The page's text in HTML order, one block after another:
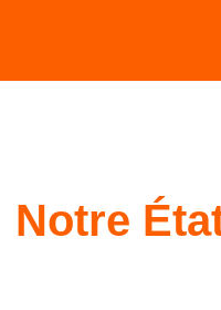
Notre